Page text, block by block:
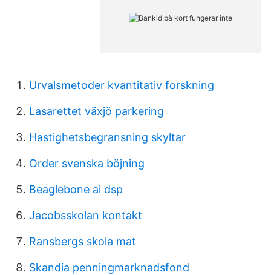
Urvalsmetoder kvantitativ forskning
Lasarettet växjö parkering
Hastighetsbegransning skyltar
Order svenska böjning
Beaglebone ai dsp
Jacobsskolan kontakt
Ransbergs skola mat
Skandia penningmarknadsfond